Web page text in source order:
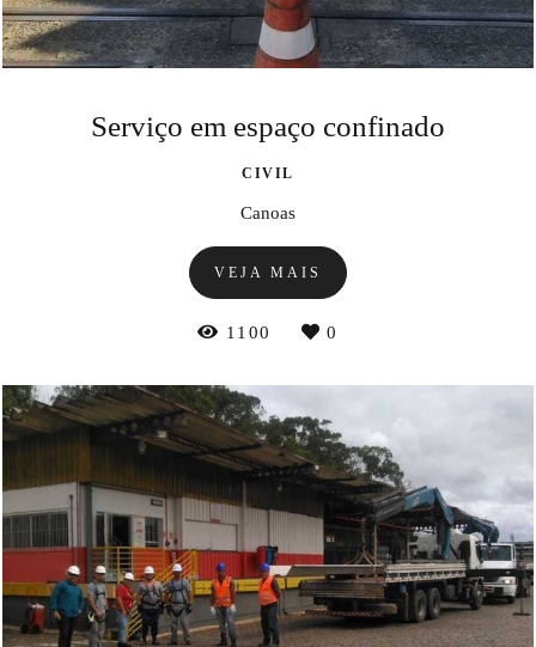
Serviço em espaço confinado
CIVIL
Canoas
VEJA MAIS
1100 0